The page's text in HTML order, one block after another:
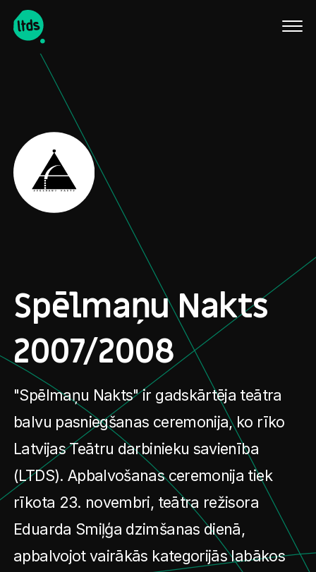
Spēlmaņu Nakts
2007/2008
"Spēlmaņu Nakts" ir gadskārtēja teātra
balvu pasniegšanas ceremonija, ko rīko
Latvijas Teātru darbinieku savienība
(LTDS). Apbalvošanas ceremonija tiek
rīkota 23. novembri, teātra režisora
Eduarda Smiļģa dzimšanas dienā,
apbalvojot vairākās kategorijās labākos